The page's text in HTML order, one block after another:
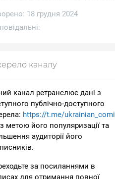
18 грудня 2024
каналу
канал ретранслює дані з
публічно-доступного
https://t.me/ukrainian_comi
метою його популяризації та
аудиторії його
за посиланнями в
для отримання повної